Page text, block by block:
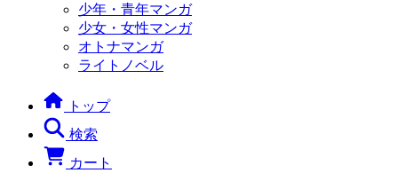
少年・青年マンガ
少女・女性マンガ
オトナマンガ
ライトノベル
トップ
検索
カート